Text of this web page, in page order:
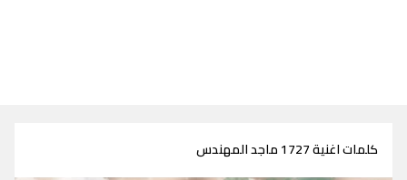
كلمات اغنية 1727 ماجد المهندس